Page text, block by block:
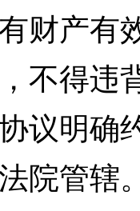
财产有
不得违
议明确
院管辖